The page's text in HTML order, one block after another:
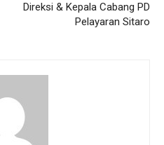
Direksi & Kepala Cabang PD
Pelayaran Sitaro